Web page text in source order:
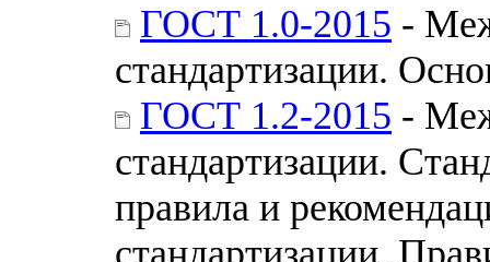
ГОСТ 1.0-2015 -
стандартизации.
ГОСТ 1.2-2015 -
стандартизации.
правила и
стандартизации.